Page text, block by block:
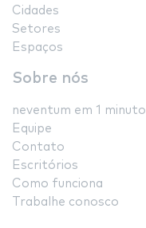
Cidades
Setores
Espaços
Sobre nós
neventum em 1 minuto
Equipe
Contato
Escritórios
Como funciona
Trabalhe conosco